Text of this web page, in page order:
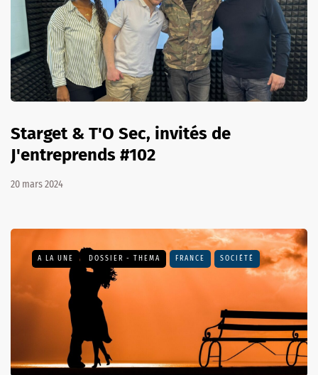
Starget & T'O Sec, invités de
J'entreprends #102
20 mars 2024
A LA UNE DOSSIER - THEMA FRANCE SOCIÉTÉ